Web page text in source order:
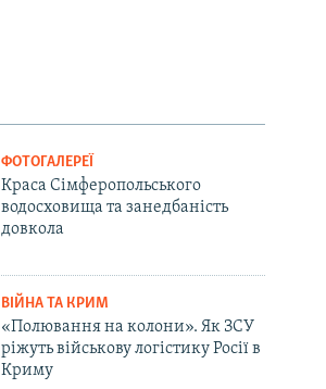
ФОТОГАЛЕРЕЇ
Краса Сімферопольського
водосховища та занедбаність
довкола
ВІЙНА ТА КРИМ
«Полювання на колони». Як ЗСУ
ріжуть військову логістику Росії в
Криму